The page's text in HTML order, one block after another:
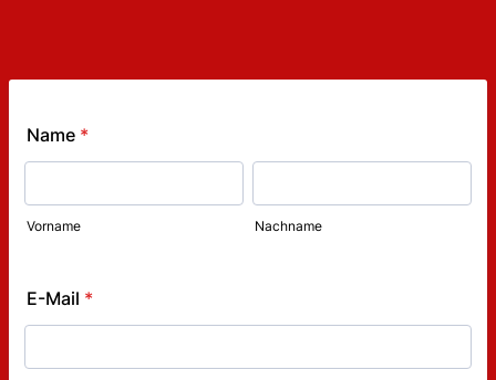
Name *
Vorname Nachname
E-Mail *